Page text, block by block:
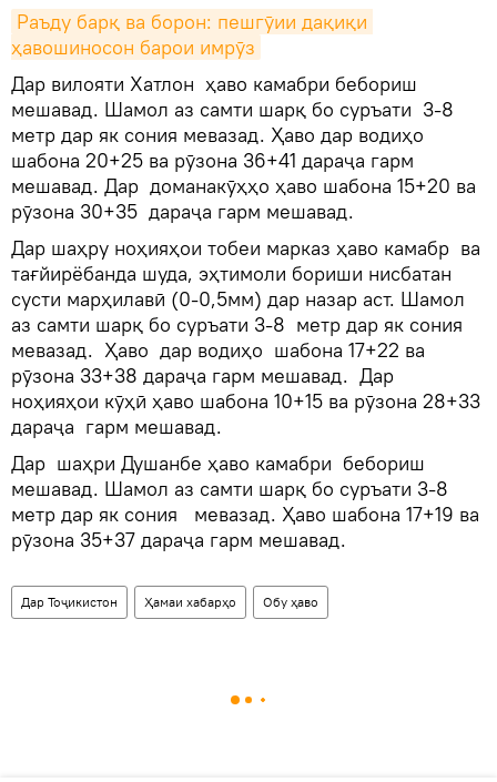
Раъду барқ ва борон: пешгӯии дақиқи
ҳавошиносон барои имрӯз
Дар вилояти Хатлон ҳаво камабри бебориш
мешавад. Шамол аз самти шарқ бо суръати 3-8
метр дар як сония мевазад. Ҳаво дар водиҳо
шабона 20+25 ва рӯзона 36+41 дараҷа гарм
мешавад. Дар доманакӯҳҳо ҳаво шабона 15+20 ва
рӯзона 30+35 дараҷа гарм мешавад.
Дар шаҳру ноҳияҳои тобеи марказ ҳаво камабр ва
тағйирёбанда шуда, эҳтимоли бориши нисбатан
сусти марҳилавӣ (0-0,5мм) дар назар аст. Шамол
аз самти шарқ бо суръати 3-8 метр дар як сония
мевазад. Ҳаво дар водиҳо шабона 17+22 ва
рӯзона 33+38 дараҷа гарм мешавад. Дар
ноҳияҳои кӯҳӣ ҳаво шабона 10+15 ва рӯзона 28+33
дараҷа гарм мешавад.
Дар шаҳри Душанбе ҳаво камабри бебориш
мешавад. Шамол аз самти шарқ бо суръати 3-8
метр дар як сония мевазад. Ҳаво шабона 17+19 ва
рӯзона 35+37 дараҷа гарм мешавад.
Дар Тоҷикистон Ҳамаи хабарҳо Обу ҳаво